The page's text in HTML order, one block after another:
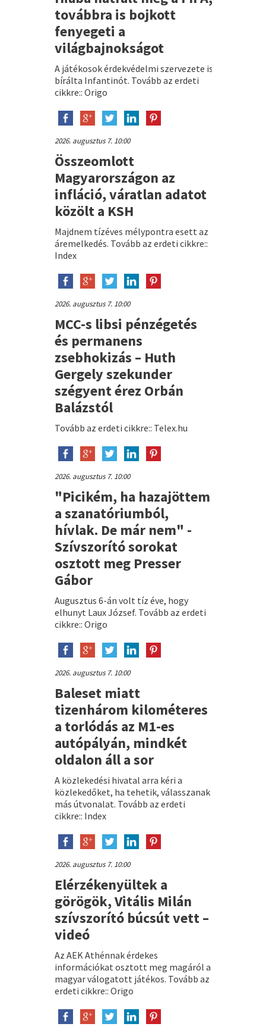
továbbra is bojkott
fenyegeti a
világbajnokságot
A játékosok érdekvédelmi szervezete is
bírálta Infantinót. Tovább az erdeti
cikkre:: Origo
2026. augusztus 7. 10:00
Összeomlott
Magyarországon az
infláció, váratlan adatot
közölt a KSH
Majdnem tízéves mélypontra esett az
áremelkedés. Tovább az erdeti cikkre::
Index
2026. augusztus 7. 10:00
MCC-s libsi pénzégetés
és permanens
zsebhokizás – Huth
Gergely szekunder
szégyent érez Orbán
Balázstól
Tovább az erdeti cikkre:: Telex.hu
2026. augusztus 7. 10:00
"Picikém, ha hazajöttem
a szanatóriumból,
hívlak. De már nem" -
Szívszorító sorokat
osztott meg Presser
Gábor
Augusztus 6-án volt tíz éve, hogy
elhunyt Laux József. Tovább az erdeti
cikkre:: Origo
2026. augusztus 7. 10:00
Baleset miatt
tizenhárom kilométeres
a torlódás az M1-es
autópályán, mindkét
oldalon áll a sor
A közlekedési hivatal arra kéri a
közlekedőket, ha tehetik, válasszanak
más útvonalat. Tovább az erdeti
cikkre:: Index
2026. augusztus 7. 10:00
Elérzékenyültek a
görögök, Vitális Milán
szívszorító búcsút vett –
videó
Az AEK Athénnak érdekes
információkat osztott meg magáról a
magyar válogatott játékos. Tovább az
erdeti cikkre:: Origo